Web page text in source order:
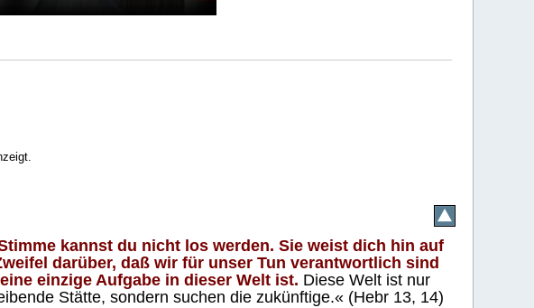
kannst du nicht los werden. Sie weist dich hin auf
darüber, daß wir für unser Tun verantwortlich sind
einzige Aufgabe in dieser Welt ist. Diese Welt ist nur
Stätte, sondern suchen die zukünftige.« (Hebr 13, 14)